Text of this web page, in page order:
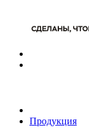
Продукция